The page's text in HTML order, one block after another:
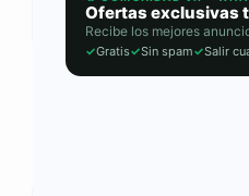
Ofertas exclusivas
Recibe los mejores
✓Gratis✓Sin spam✓Salir